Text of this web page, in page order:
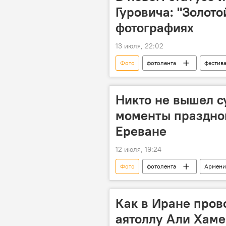
Гуровича:
фотографиях
13 июля, 22:02
Фото фотолента
Никто не вышел
моменты
Ереване
12 июля, 19:24
Фото фотолента
Ереван
Как в Иране
аятоллу Али